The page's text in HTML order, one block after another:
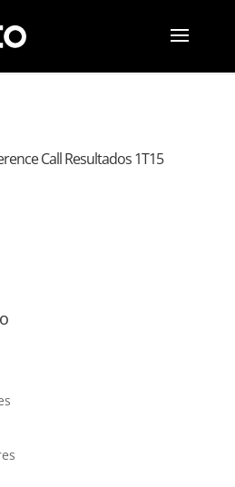
Call Resultados 1T15